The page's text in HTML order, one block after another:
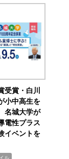
受賞・白川
小中高生を
城大学が
電性プラス
イベントを
ル